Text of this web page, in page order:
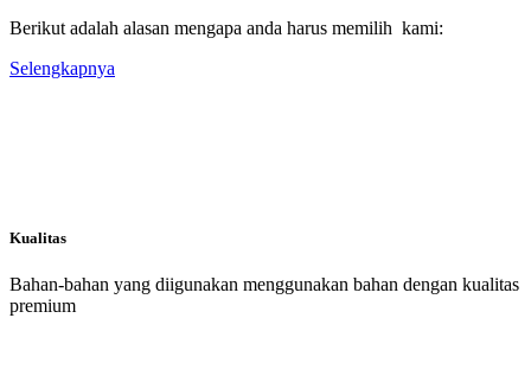
Berikut adalah alasan mengapa anda harus memilih kami:
Selengkapnya
Kualitas
Bahan-bahan yang diigunakan menggunakan bahan dengan kualitas
premium